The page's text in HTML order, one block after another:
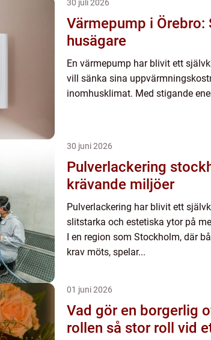
30 juli 2026
Värmepump i
husägare
En värmepump har blivit ett
vill sänka sina
inomhusklimat. Med stigande
30 juni 2026
Pulverlackering stockholm hållbar
krävande miljöer
Pulverlackering har blivit ett
slitstarka och estetiska ytor på
I en region som Stockholm, där
krav möts, spelar...
01 juni 2026
Vad gör en borgerlig officiant och
rollen så stor roll vid